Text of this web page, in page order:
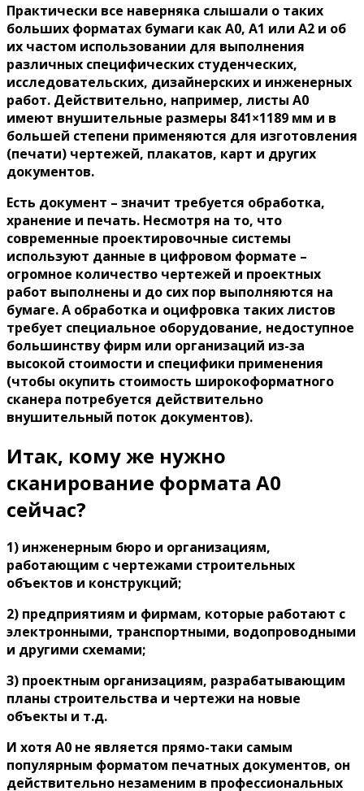
Практически все наверняка слышали о таких
больших форматах бумаги как А0, А1 или А2 и об
их частом использовании для выполнения
различных специфических студенческих,
исследовательских, дизайнерских и инженерных
работ. Действительно, например, листы А0
имеют внушительные размеры 841×1189 мм и в
большей степени применяются для изготовления
(печати) чертежей, плакатов, карт и других
документов.
Есть документ – значит требуется обработка,
хранение и печать. Несмотря на то, что
современные проектировочные системы
используют данные в цифровом формате –
огромное количество чертежей и проектных
работ выполнены и до сих пор выполняются на
бумаге. А обработка и оцифровка таких листов
требует специальное оборудование, недоступное
большинству фирм или организаций из-за
высокой стоимости и специфики применения
(чтобы окупить стоимость широкоформатного
сканера потребуется действительно
внушительный поток документов).
Итак, кому же нужно
сканирование формата А0
сейчас?
1) инженерным бюро и организациям,
работающим с чертежами строительных
объектов и конструкций;
2) предприятиям и фирмам, которые работают с
электронными, транспортными, водопроводными
и другими схемами;
3) проектным организациям, разрабатывающим
планы строительства и чертежи на новые
объекты и т.д.
И хотя А0 не является прямо-таки самым
популярным форматом печатных документов, он
действительно незаменим в профессиональных